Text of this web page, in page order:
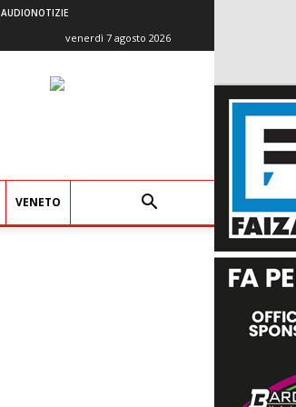
AUDIONOTIZIE
venerdì 7 agosto 2026
VENETO